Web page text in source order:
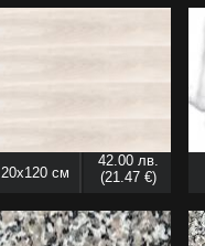
20x120 см
42.00 лв.
(21.47 €)